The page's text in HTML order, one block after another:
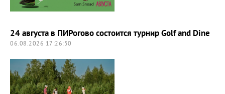
24 августа в ПИРогово состоится турнир Golf and Dine
06.08.2026 17:26:50